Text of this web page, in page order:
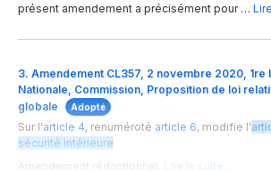
présent amendement a précisément pour …
3. Amendement CL357, 2 novembre 2020,
Nationale, Commission, Proposition de loi
globale
Adopté
Sur l'article 4, renuméroté article 6, modifie l'
sécurité intérieure
Amendement rédactionnel. Lire la suite…